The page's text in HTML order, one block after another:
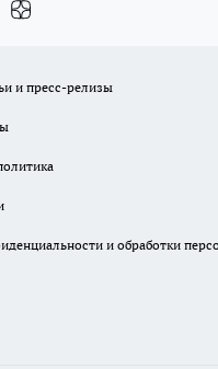
и пресс-релизы
и обработки